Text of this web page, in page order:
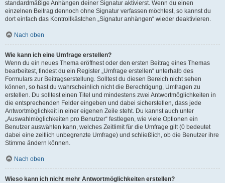
standardmäßige Anhängen deiner Signatur aktivierst. Wenn du einen
einzelnen Beitrag dennoch ohne Signatur verfassen möchtest, so kannst du
dort einfach das Kontrollkästchen „Signatur anhängen“ wieder deaktivieren.
Nach oben
Wie kann ich eine Umfrage erstellen?
Wenn du ein neues Thema eröffnest oder den ersten Beitrag eines Themas
bearbeitest, findest du ein Register „Umfrage erstellen“ unterhalb des
Formulars zur Beitragserstellung. Solltest du diesen Bereich nicht sehen
können, so hast du wahrscheinlich nicht die Berechtigung, Umfragen zu
erstellen. Du solltest einen Titel und mindestens zwei Antwortmöglichkeiten in
die entsprechenden Felder eingeben und dabei sicherstellen, dass jede
Antwortmöglichkeit in einer eigenen Zeile steht. Du kannst auch unter
„Auswahlmöglichkeiten pro Benutzer“ festlegen, wie viele Optionen ein
Benutzer auswählen kann, welches Zeitlimit für die Umfrage gilt (0 bedeutet
dabei eine zeitlich unbegrenzte Umfrage) und schließlich, ob die Benutzer ihre
Stimme ändern können.
Nach oben
Wieso kann ich nicht mehr Antwortmöglichkeiten erstellen?